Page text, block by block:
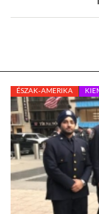
HÍR3D
GLOBOTV
AFRIKA
ÉSZAK-AMERIKA